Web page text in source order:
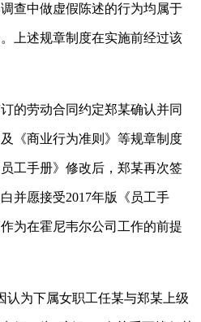
查中做虚假陈述的行为均属于
上述规章制度在实施前经过该
劳动合同约定郑某确认并同
《商业行为准则》等规章制度
工手册》修改后，郑某再次签
并愿接受2017年版《员工手
为在霍尼韦尔公司工作的前提
为下属女职工任某与郑某上级